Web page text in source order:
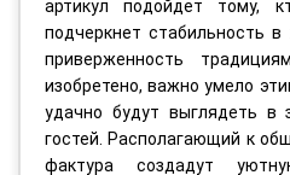
артикул подойдет тому,
подчеркнет стабильность в
приверженность
изобретено, важно умело
удачно будут выглядеть в
гостей. Располагающий к
фактура создадут